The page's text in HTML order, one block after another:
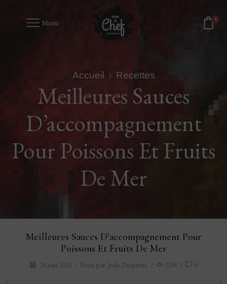
Menu 0
Accueil Recettes
Meilleures Sauces
D’accompagnement
Pour Poissons Et Fruits
De Mer
Meilleures Sauces D’accompagnement Pour
Poissons Et Fruits De Mer
26 juin 2026 Posté par Julie Duquette 1259 0